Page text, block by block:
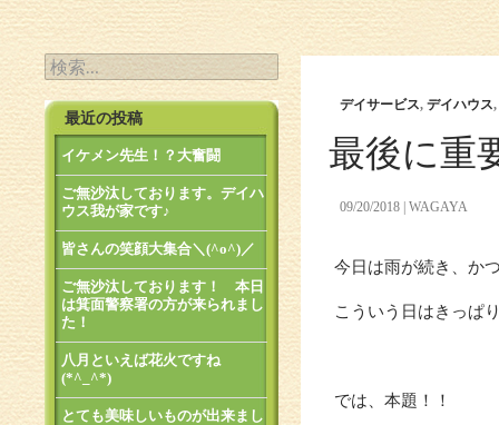
デイサービス, デイハウス,
最後に重
09/20/2018 WAGAYA
今日は雨が続き、か
こういう日はきっ
では、本題！！
検索:
最近の投稿
イケメン先生！？大奮闘
ご無沙汰しております。デイハ
ウス我が家です♪
皆さんの笑顔大集合＼(^o^)／
ご無沙汰しております！ 本日
は箕面警察署の方が来られまし
た！
八月といえば花火ですね
(*^_^*)
とても美味しいものが出来まし